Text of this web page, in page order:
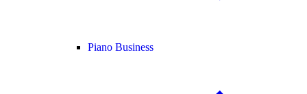
Piano Business